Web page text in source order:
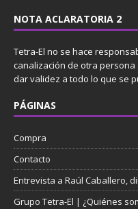
NOTA ACLARATORIA 2
Tetra-El no se hace
canalización de otra
dar validez a todo lo que se
PÁGINAS
Compra
Contacto
Entrevista a Raúl Caballero,
Grupo Tetra-El | ¿Quiénes